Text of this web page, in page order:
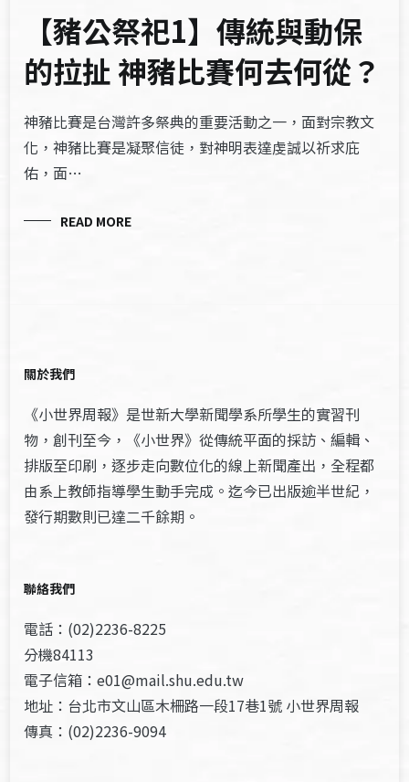
【豬公祭祀1】傳統與動保
的拉扯 神豬比賽何去何從？
神豬比賽是台灣許多祭典的重要活動之一，面對宗教文
化，神豬比賽是凝聚信徒，對神明表達虔誠以祈求庇
佑，面…
READ MORE
關於我們
《小世界周報》是世新大學新聞學系所學生的實習刊
物，創刊至今，《小世界》從傳統平面的採訪、編輯、
排版至印刷，逐步走向數位化的線上新聞產出，全程都
由系上教師指導學生動手完成。迄今已出版逾半世紀，
發行期數則已達二千餘期。
聯絡我們
電話：(02)2236-8225
分機84113
電子信箱：e01@mail.shu.edu.tw
地址：台北市文山區木柵路一段17巷1號 小世界周報
傳真：(02)2236-9094